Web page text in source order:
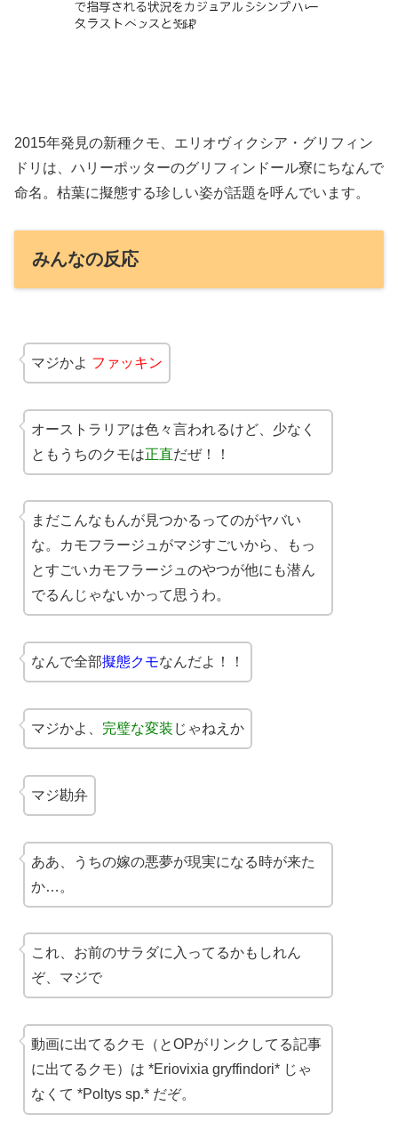
2015年発見の新種クモ、エリオヴィクシア・グリフィン
ドリは、ハリーポッターのグリフィンドール寮にちなんで
命名。枯葉に擬態する珍しい姿が話題を呼んでいます。
みんなの反応
マジかよ ファッキン
オーストラリアは色々言われるけど、少なく
ともうちのクモは正直だぜ！！
まだこんなもんが見つかるってのがヤバい
な。カモフラージュがマジすごいから、もっ
とすごいカモフラージュのやつが他にも潜ん
でるんじゃないかって思うわ。
なんで全部擬態クモなんだよ！！
マジかよ、 完璧な変装 じゃねえか
マジ勘弁
ああ、うちの嫁の悪夢が現実になる時が来た
か…。
これ、お前のサラダに入ってるかもしれん
ぞ、マジで
動画に出てるクモ（とOPがリンクしてる記事
に出てるクモ）は *Eriovixia gryffindori* じゃ
なくて *Poltys sp.* だぞ。